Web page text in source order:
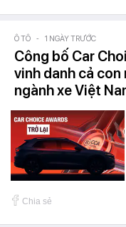
Ô TÔ - 1 NGÀY TRƯỚC
Công bố Car
vinh danh cả
ngành xe Việt
Chia sẻ